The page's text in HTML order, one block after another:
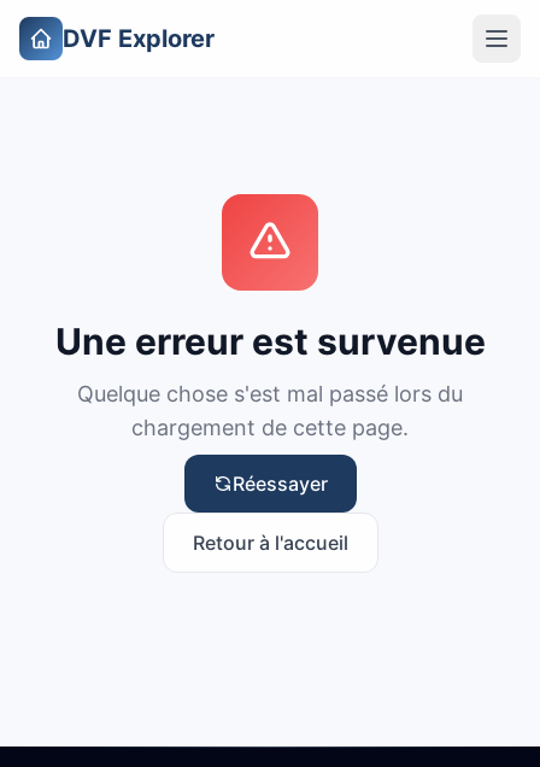
DVF Explorer
Une erreur est survenue
Quelque chose s'est mal passé lors du
chargement de cette page.
Réessayer
Retour à l'accueil